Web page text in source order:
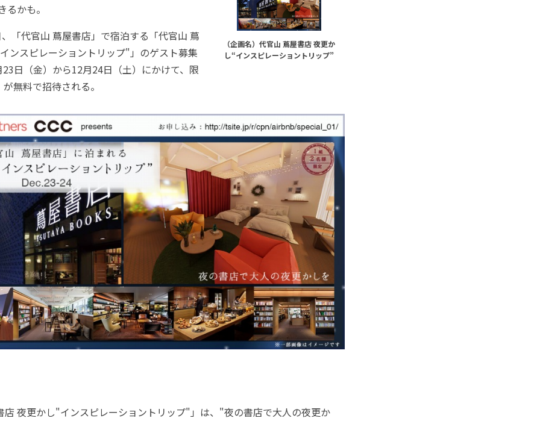
（企画名）代官山 蔦屋書店 夜更か
し“インスピレーショントリップ”
かも。
代官山 蔦屋書店」で宿泊する「代官山 蔦
ンスピレーショントリップ"」のゲスト募集
日（金）から12月24日（土）にかけて、限
無料で招待される。
夜更かし"インスピレーショントリップ"」は、"夜の書店で大人の夜更か